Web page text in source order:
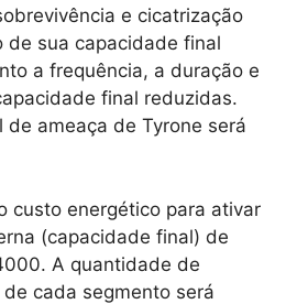
e cicatrização
de sua capacidade final
a frequência, a duração e
final reduzidas.
de ameaça de Tyrone será
custo energético para ativar
(capacidade final) de
A quantidade de
cada segmento será